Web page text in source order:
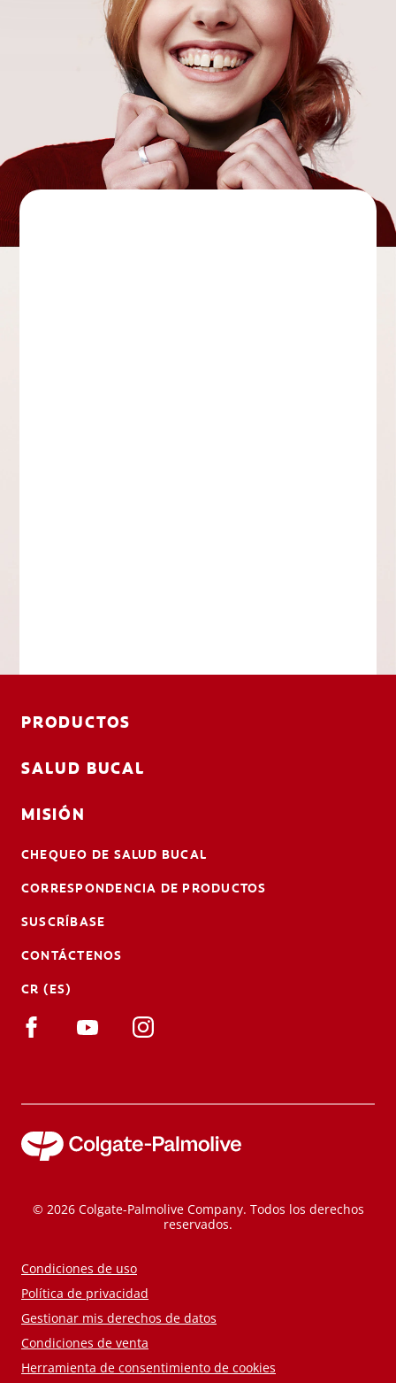
PRODUCTOS
SALUD BUCAL
MISIÓN
CHEQUEO DE SALUD BUCAL
CORRESPONDENCIA DE PRODUCTOS
SUSCRÍBASE
CONTÁCTENOS
CR (ES)
© 2026 Colgate-Palmolive Company. Todos los derechos
reservados.
Condiciones de uso
Política de privacidad
Gestionar mis derechos de datos
Condiciones de venta
Herramienta de consentimiento de cookies